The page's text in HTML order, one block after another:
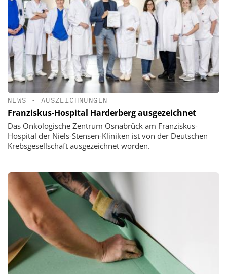
NEWS • AUSZEICHNUNGEN
Franziskus-Hospital Harderberg ausgezeichnet
Das Onkologische Zentrum Osnabrück am Franziskus-
Hospital der Niels-Stensen-Kliniken ist von der Deutschen
Krebsgesellschaft ausgezeichnet worden.